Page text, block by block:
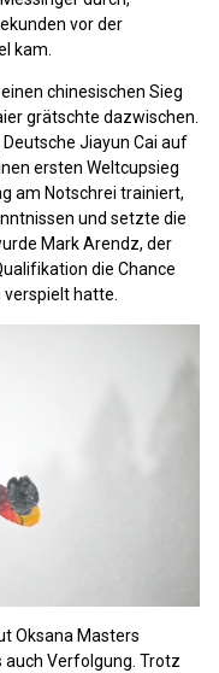
vor der
kam.
chinesischen Sieg
grätschte dazwischen.
Jiayun Cai auf
ersten Weltcupsieg
am Notschrei trainiert,
und setzte die
Mark Arendz, der
die Chance
hatte.
Oksana Masters
Verfolgung. Trotz